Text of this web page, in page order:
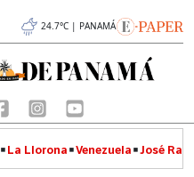
24.7°C | PANAMÁ
La Llorona Venezuela José